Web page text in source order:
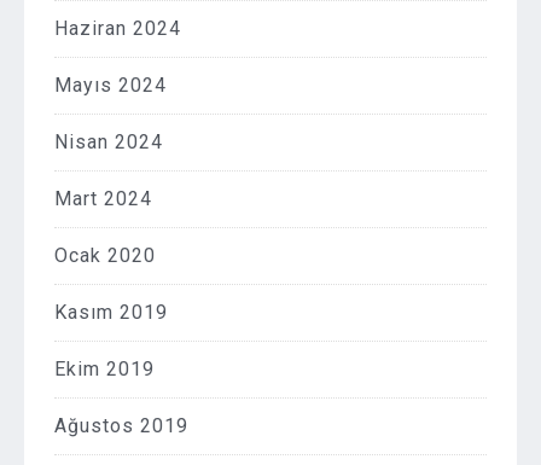
Haziran 2024
Mayıs 2024
Nisan 2024
Mart 2024
Ocak 2020
Kasım 2019
Ekim 2019
Ağustos 2019